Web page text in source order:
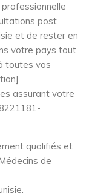
post
et de rester en
votre pays tout
toutes vos
assurant votre
qualifiés et
de